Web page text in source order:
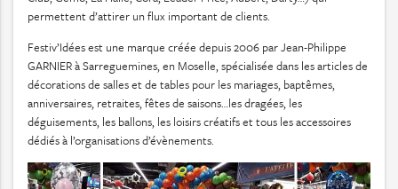
permettent d’attirer un flux important de clients.
Festiv’Idées est une marque créée depuis 2006 par Jean-Philippe
GARNIER à Sarreguemines, en Moselle, spécialisée dans les articles de
décorations de salles et de tables pour les mariages, baptêmes,
anniversaires, retraites, fêtes de saisons…les dragées, les
déguisements, les ballons, les loisirs créatifs et tous les accessoires
dédiés à l’organisations d’évènements.